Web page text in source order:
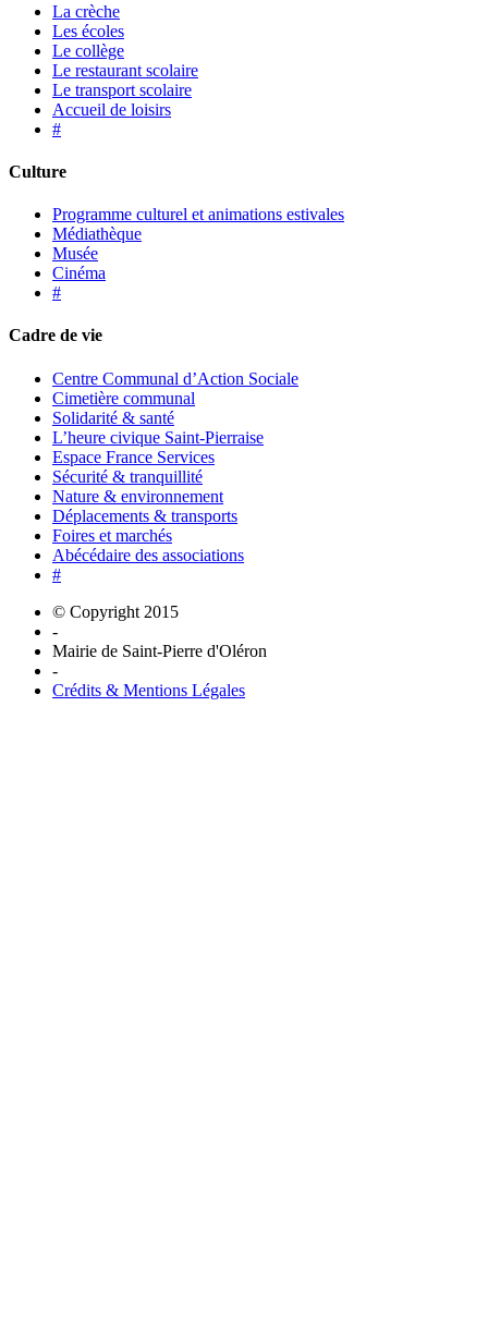
La crèche
Les écoles
Le collège
Le restaurant scolaire
Le transport scolaire
Accueil de loisirs
#
Culture
Programme culturel et animations estivales
Médiathèque
Musée
Cinéma
#
Cadre de vie
Centre Communal d’Action Sociale
Cimetière communal
Solidarité & santé
L’heure civique Saint-Pierraise
Espace France Services
Sécurité & tranquillité
Nature & environnement
Déplacements & transports
Foires et marchés
Abécédaire des associations
#
© Copyright 2015
-
Mairie de Saint-Pierre d'Oléron
-
Crédits & Mentions Légales